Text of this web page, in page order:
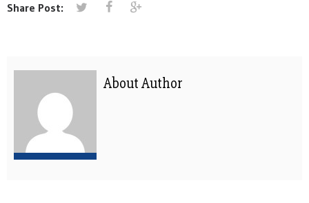
Share Post:
About Author